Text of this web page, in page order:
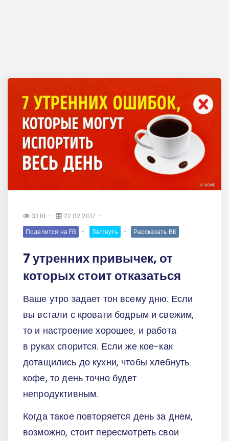
3318
22.02.2017
Поделится на FB
Твитнуть Рассказать ВК
7 утренних привычек, от
которых стоит отказаться
Ваше утро задает тон всему дню. Если
вы встали с кровати бодрым и свежим,
то и настроение хорошее, и работа
в руках спорится. Если же кое-как
дотащились до кухни, чтобы хлебнуть
кофе, то день точно будет
непродуктивным.
Когда такое повторяется день за днем,
возможно, стоит пересмотреть свои